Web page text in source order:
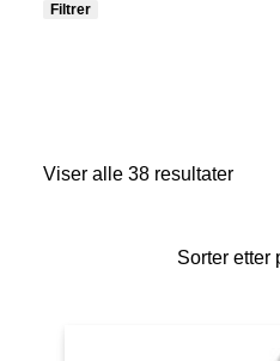
Filtrer
Viser alle 38 resultaterSortert